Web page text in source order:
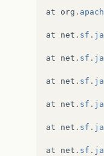
at org .
at net . sf .
at net . sf .
at net . sf .
at net . sf .
at net . sf .
at net . sf .